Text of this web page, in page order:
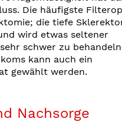
Die häufigste
die tiefe
wird etwas seltener
schwer zu
kann auch ein
gewählt werden.
Nachsorge